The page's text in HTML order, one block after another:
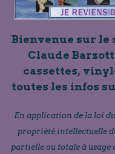
Bienvenue sur le
Claude
cassettes,
toutes les infos
En application de la loi du
propriété intellectuelle
partielle ou totale à